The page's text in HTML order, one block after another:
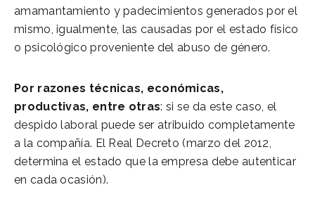
amamantamiento y padecimientos generados por el
mismo, igualmente, las causadas por el estado físico
o psicológico proveniente del abuso de género.
Por razones técnicas, económicas,
productivas, entre otras: si se da este caso, el
despido laboral puede ser atribuido completamente
a la compañía. El Real Decreto (marzo del 2012,
determina el estado que la empresa debe autenticar
en cada ocasión).